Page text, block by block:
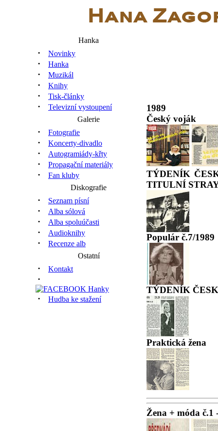
Hanka
· Novinky
· Hanka
· Muzikál
· Knihy
· Tisk-články
·
Televizní vystoupení
Galerie
· Fotografie
· Koncerty-divadlo
· Autogramiády-křty
· Propagační materiály
·
Fan kluby
Diskografie
· Seznam písní
· Alba sólová
· Alba spoluúčasti
· Audioknihy
·
Recenze alb
Ostatní
· Kontakt
·
·
Hudba ke stažení
1989
Český voják
TÝDENÍK
TITULNÍ
Populár č.7/1989
TÝDENÍK
Praktická žena
Žena + móda č.1